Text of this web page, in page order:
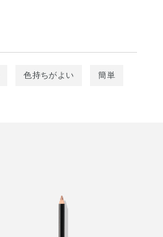
色持ちがよい 簡単